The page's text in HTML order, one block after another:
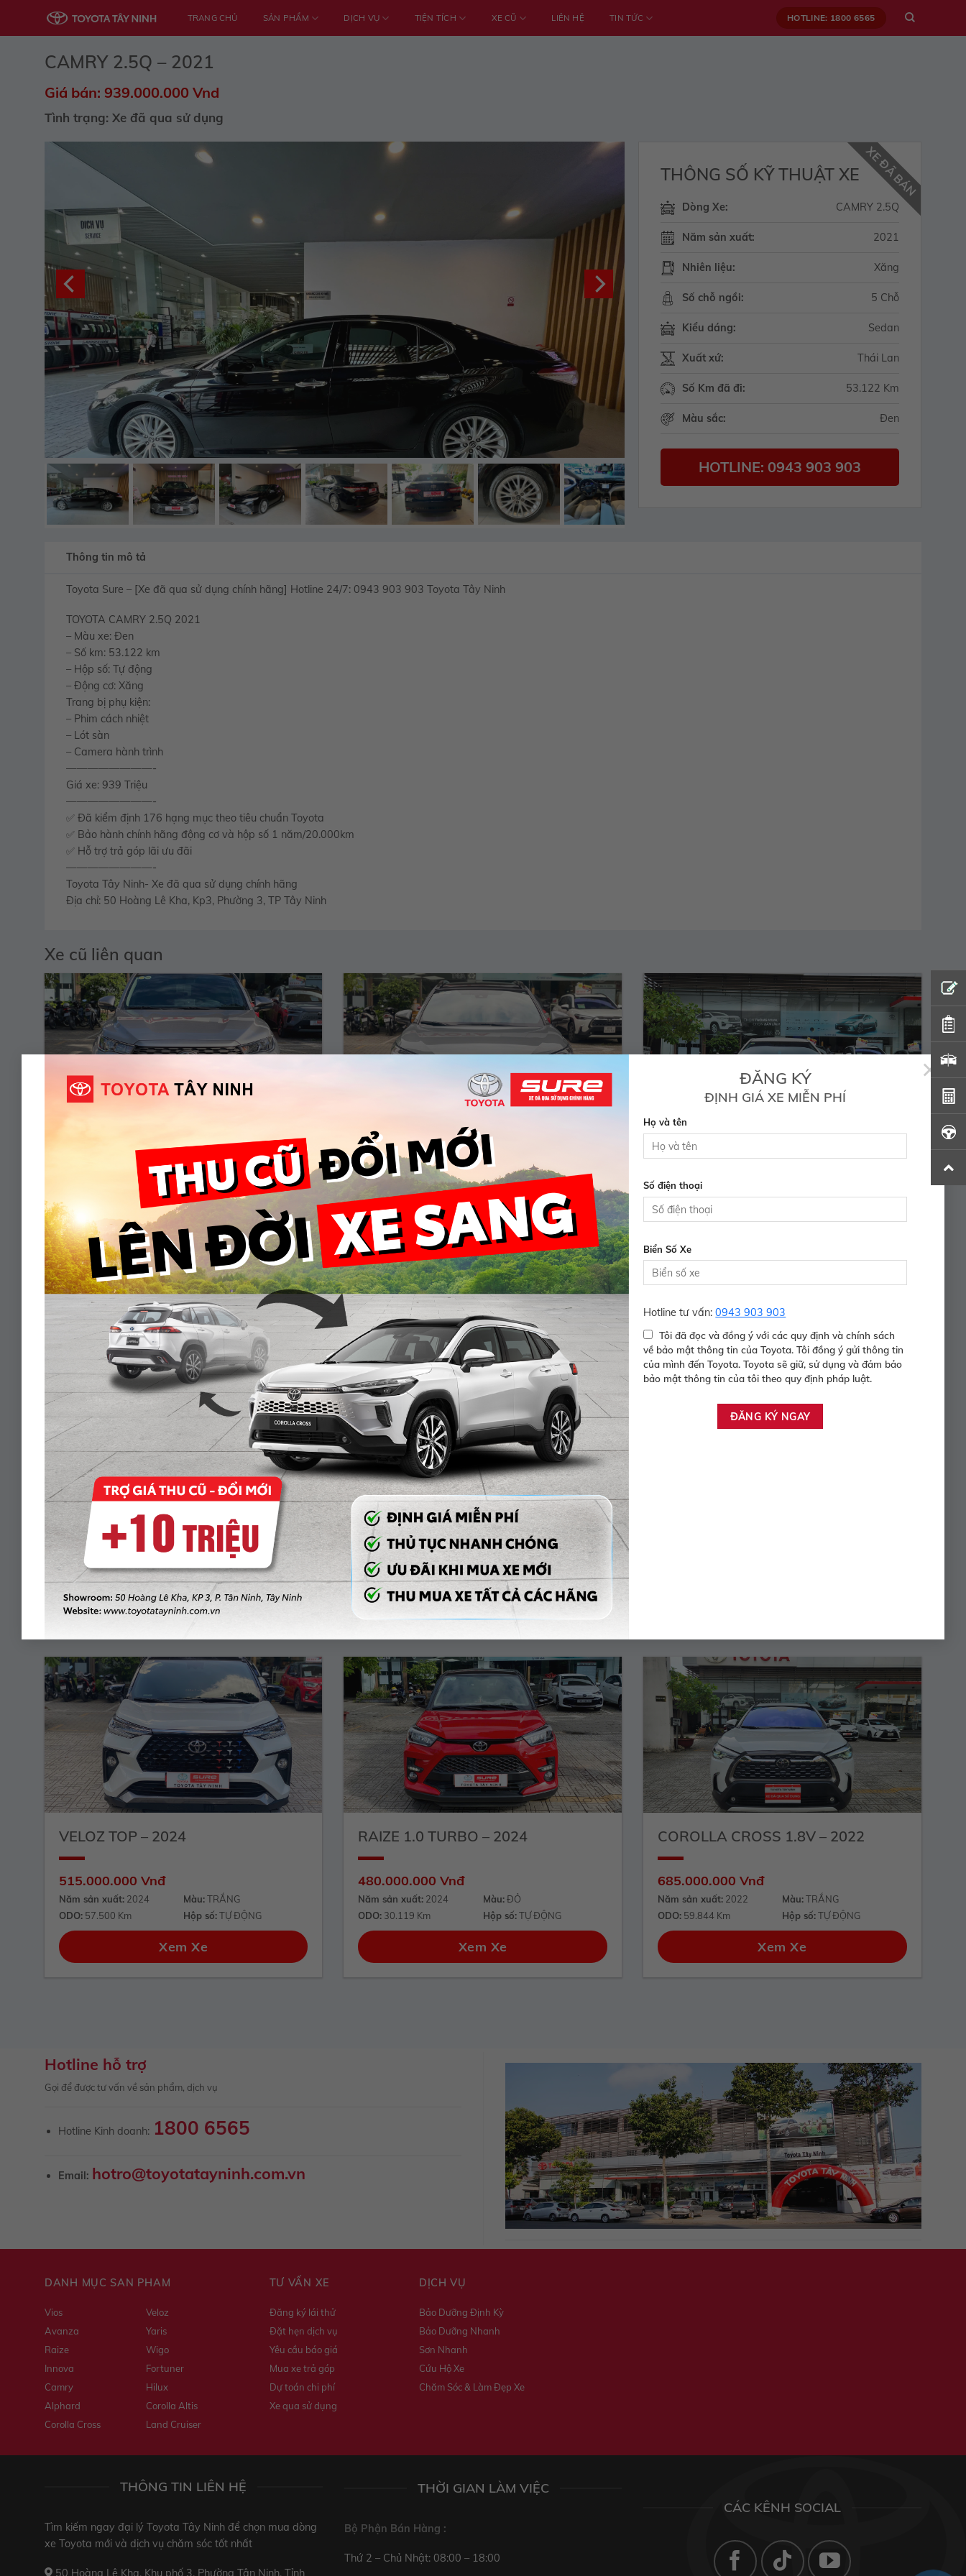
ĐĂNG KÝ
ĐỊNH GIÁ XE MIỄN PHÍ
Họ và tên
Số điện thoại
Biển Số Xe
Hotline tư vấn:0943 903 903
Tôi đã đọc và đồng ý với các quy định và chính sách
về bảo mật thông tin của Toyota. Tôi đồng ý gửi thông tin
của mình đến Toyota. Toyota sẽ giữ, sử dụng và đảm bảo
bảo mật thông tin của tôi theo quy định pháp luật.
×
TRANG CHỦ SẢN PHẨM DỊCH VỤ TIỆN TÍCH XE CŨ LIÊN HỆ TIN TỨC HOTLINE: 1800 6565
CAMRY 2.5Q – 2021
Giá bán: 939.000.000 Vnd
Tình trạng: Xe đã qua sử dụng
THÔNG SỐ KỸ THUẬT XE
Dòng Xe: CAMRY 2.5Q
Năm sản xuất: 2021
Nhiên liệu: Xăng
Số chỗ ngồi: 5 Chỗ
Kiểu dáng: Sedan
Xuất xứ: Thái Lan
Số Km đã đi: 53.122 Km
Màu sắc: Đen
HOTLINE: 0943 903 903
XE ĐÃ BÁN
Thông tin mô tả
Toyota Sure – [Xe đã qua sử dụng chính hãng] Hotline 24/7: 0943 903 903 Toyota Tây Ninh
TOYOTA CAMRY 2.5Q 2021
– Màu xe: Đen
– Số km: 53.122 km
– Hộp số: Tự động
– Động cơ: Xăng
Trang bị phụ kiện:
– Phim cách nhiệt
– Lót sàn
– Camera hành trình
————————-
Giá xe: 939 Triệu
————————-
✅ Đã kiểm định 176 hạng mục theo tiêu chuẩn Toyota
✅ Bảo hành chính hãng động cơ và hộp số 1 năm/20.000km
✅ Hỗ trợ trả góp lãi ưu đãi
————————-
Toyota Tây Ninh- Xe đã qua sử dụng chính hãng
Địa chỉ: 50 Hoàng Lê Kha, Kp3, Phường 3, TP Tây Ninh
Xe cũ liên quan
INNOVA CROSS 2.0V – 2025
835.000.000 VnĐ
Năm sản xuất:
ODO:17.000 Km Hộp số: TỰ ĐỘNG
Xem Xe
COROLLA CROSS 1.8V – 2025
799.000.000 Vnđ
Năm sản xuất: 2023 Màu: XÁM
ODO:
9.474 Km Hộp số: TỰ ĐỘNG
Xem Xe
COROLLA ALTIS 1.8G – 2020
552.000.000 Vnđ
Năm sản xuất:
Xem Xe
CAMRY 2.5Q – 2020
860.000.000 Vnđ
Năm sản xuất:
ODO:54.800 Km Hộp số:TỰ ĐỘNG
Xem Xe
INNOVA 2.0E – 2017
400.000.000 Vnđ
Năm sản xuất: 2016 Màu:
BẠC
ODO:
90.700 Km Hộp số:SỐ SÀN
Xem Xe
VELOZ TOP – 2024
515.000.000 Vnđ
Năm sản xuất:2024 Màu:TRẮNG
ODO:57.500 Km Hộp số:TỰ ĐỘNG
Xem Xe
RAIZE 1.0 TURBO – 2024
480.000.000 Vnđ
Năm sản xuất: 2024 Màu:ĐỎ
ODO: 30.119 Km Hộp số:TỰ ĐỘNG
Xem Xe
COROLLA CROSS 1.8V – 2022
685.000.000 Vnđ
Năm sản xuất: 2022 Màu:TRẮNG
ODO: 59.844 Km Hộp số:TỰ ĐỘNG
Xem Xe
Hotline hỗ trợ
Gọi để được tư vấn về sản phẩm, dịch vụ
Hotline Kinh doanh: 1800 6565
Email: hotro@toyotatayninh.com.vn
DANH MỤC SẢN PHẨM
Vios
Veloz
Avanza
Yaris
Raize
Wigo
Innova
Fortuner
Camry
Hilux
Alphard
Corolla Altis
Corolla Cross
Land Cruiser
TƯ VẤN XE
Đăng ký lái thử
Đặt hẹn dịch vụ
Yêu cầu báo giá
Mua xe trả góp
Dự toán chi phí
Xe qua sử dụng
DỊCH VỤ
Bảo Dưỡng Định Kỳ
Bảo Dưỡng Nhanh
Sơn Nhanh
Cứu Hộ Xe
Chăm Sóc & Làm Đẹp Xe
THÔNG TIN LIÊN HỆ
Tìm kiếm ngay đại lý Toyota Tây Ninh để chọn mua dòng
xe Toyota mới và dịch vụ chăm sóc tốt nhất
50 Hoàng Lê Kha, Khu phố 3, Phường Tân Ninh, Tỉnh
THỜI GIAN LÀM VIỆC
Bộ Phận Bán Hàng :
Thứ 2 – Chủ Nhật: 08:00 – 18:00
CÁC KÊNH SOCIAL